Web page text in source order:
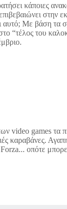
κάποιες
Με βάση τα
“τέλος του
video games τα
καραβάνες.
οπότε